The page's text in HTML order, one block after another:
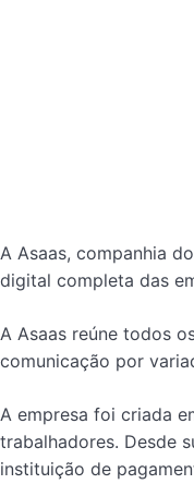
A Asaas, companhia
digital completa das
A Asaas reúne todos
comunicação por
A empresa foi criada
trabalhadores. Desde
instituição de